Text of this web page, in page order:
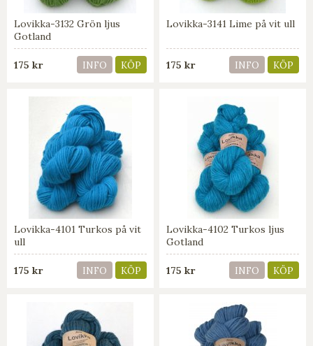
Lovikka-3132 Grön ljus
Gotland
175 kr INFO KÖP
Lovikka-3141 Lime på vit ull
175 kr INFO KÖP
Lovikka-4101 Turkos på vit
ull
175 kr INFO KÖP
Lovikka-4102 Turkos ljus
Gotland
175 kr INFO KÖP